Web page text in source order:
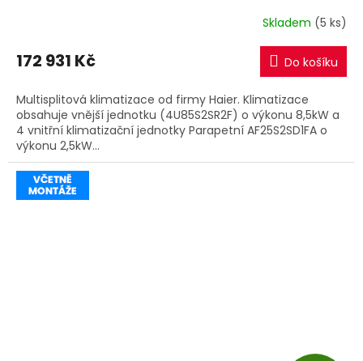
R
M
A
Skladem (5 ks)
172 931 Kč Do košíku
Multisplitová klimatizace od firmy Haier. Klimatizace
obsahuje vnější jednotku (4U85S2SR2F) o výkonu 8,5kW a
4 vnitřní klimatizační jednotky Parapetní AF25S2SD1FA o
výkonu 2,5kW...